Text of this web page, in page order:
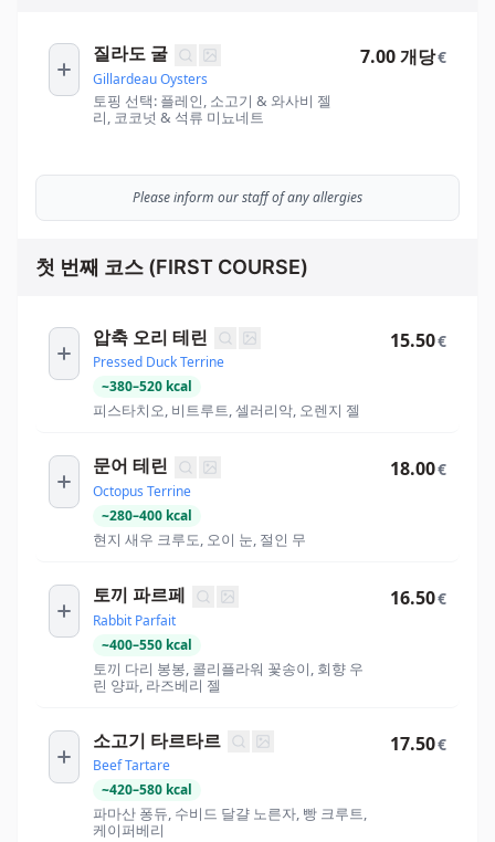
질라도 굴
Gillardeau Oysters
토핑 선택: 플레인, 소고기 & 와사비 젤
리, 코코넛 & 석류 미뇨네트
7.00 개당€
Please inform our staff of any allergies
첫 번째 코스 (FIRST COURSE)
압축 오리 테린
Pressed Duck Terrine
~380–520 kcal
피스타치오, 비트루트, 셀러리악, 오렌지 젤
15.50€
문어 테린
Octopus Terrine
~280–400 kcal
현지 새우 크루도, 오이 눈, 절인 무
18.00€
토끼 파르페
Rabbit Parfait
~400–550 kcal
토끼 다리 봉봉, 콜리플라워 꽃송이, 회향 우
린 양파, 라즈베리 젤
16.50€
소고기 타르타르
Beef Tartare
~420–580 kcal
파마산 퐁듀, 수비드 달걀 노른자, 빵 크루트,
케이퍼베리
17.50€